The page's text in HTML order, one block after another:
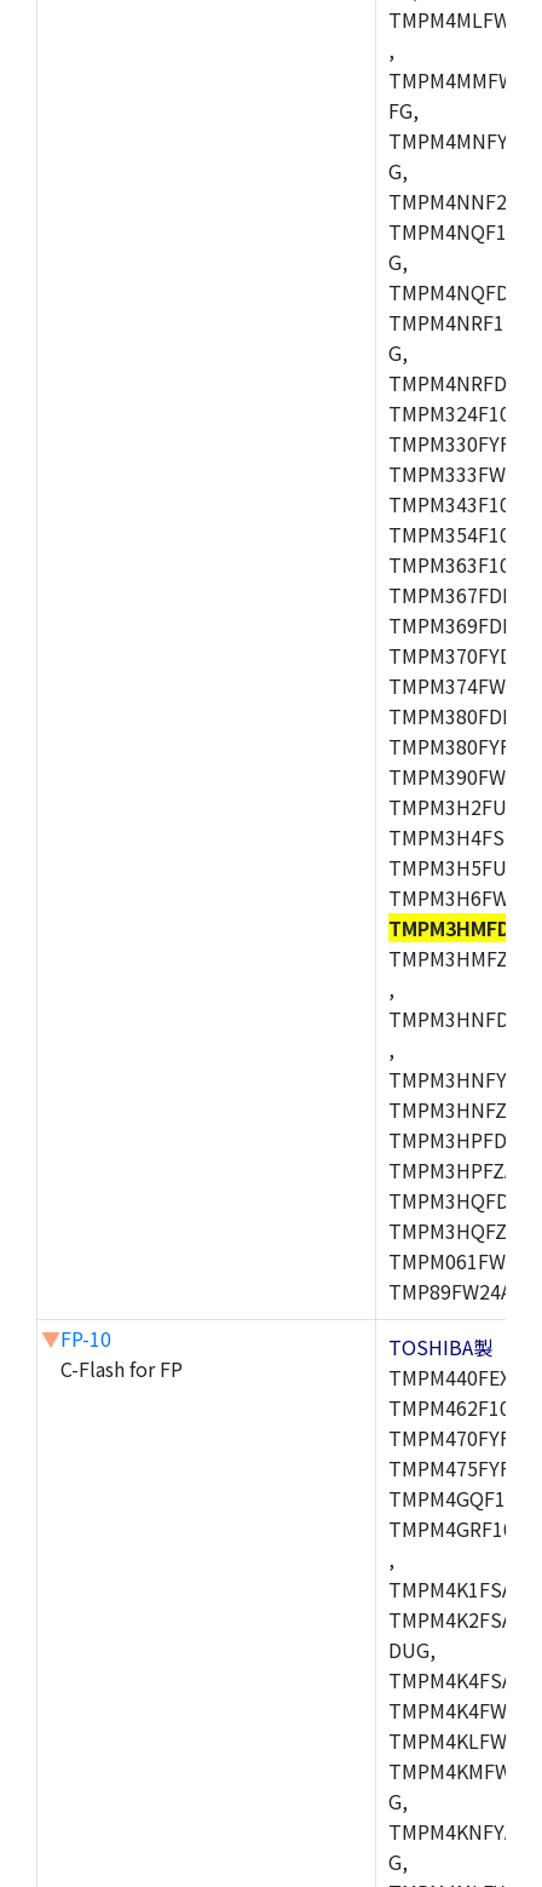
,
FG,
G,
G,
G,
,
,
▼FP-10
C-Flash for FP
TOSHIBA製
,
DUG,
G,
G,